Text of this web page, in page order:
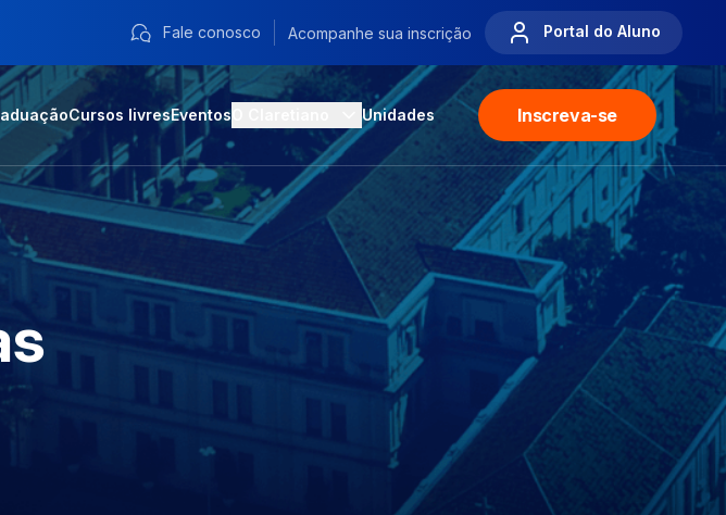
Fale conosco Acompanhe sua inscrição Portal do Aluno
Cursos livresEventos Unidades Inscreva-se